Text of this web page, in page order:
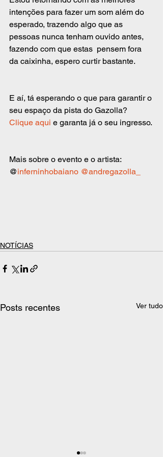
intenções para fazer um som além do
esperado, trazendo algo que as
pessoas nunca tenham ouvido antes,
fazendo com que estas  pensem fora
da caixinha, espero curtir bastante.
E aí, tá esperando o que para garantir o
seu espaço da pista do Gazolla?
Clique aqui e garanta já o seu ingresso.
Mais sobre o evento e o artista:
@inferninhobaiano @andregazolla_
NOTÍCIAS
Posts recentes Ver tudo